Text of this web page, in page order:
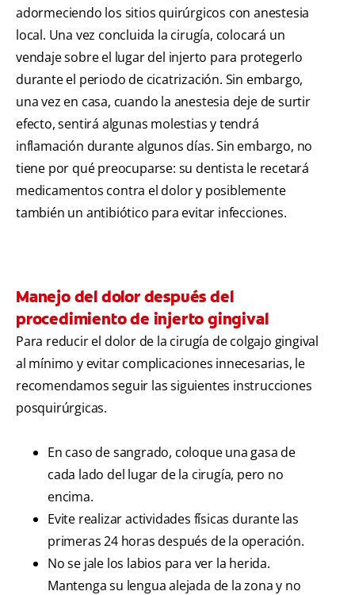
adormeciendo los sitios quirúrgicos con anestesia
local. Una vez concluida la cirugía, colocará un
vendaje sobre el lugar del injerto para protegerlo
durante el periodo de cicatrización. Sin embargo,
una vez en casa, cuando la anestesia deje de surtir
efecto, sentirá algunas molestias y tendrá
inflamación durante algunos días. Sin embargo, no
tiene por qué preocuparse: su dentista le recetará
medicamentos contra el dolor y posiblemente
también un antibiótico para evitar infecciones.
Manejo del dolor después del
procedimiento de injerto gingival
Para reducir el dolor de la cirugía de colgajo gingival
al mínimo y evitar complicaciones innecesarias, le
recomendamos seguir las siguientes instrucciones
posquirúrgicas.
En caso de sangrado, coloque una gasa de
cada lado del lugar de la cirugía, pero no
encima.
Evite realizar actividades físicas durante las
primeras 24 horas después de la operación.
No se jale los labios para ver la herida.
Mantenga su lengua alejada de la zona y no